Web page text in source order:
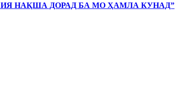
НАҚША ДОРАД БА МО ҲАМЛА КУНАД”